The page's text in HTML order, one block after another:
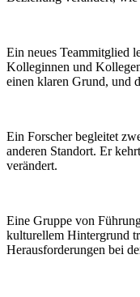
Ein neues Teammitglied
Kolleginnen und
einen klaren Grund, und
Ein Forscher begleitet
anderen Standort. Er
verändert.
Eine Gruppe von
kulturellem Hintergrund
Herausforderungen bei